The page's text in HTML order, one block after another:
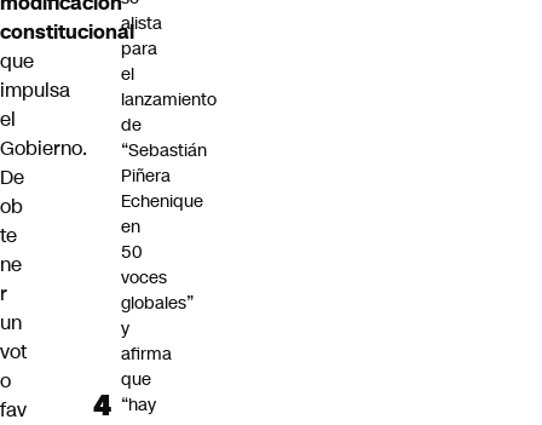
constitucional
que
impulsa
el
Gobierno.
De
ob
te
ne
r
un
vot
o
fav
alista
para
el
lanzamiento
de
“Sebastián
Piñera
Echenique
en
50
voces
globales”
y
afirma
que
“hay